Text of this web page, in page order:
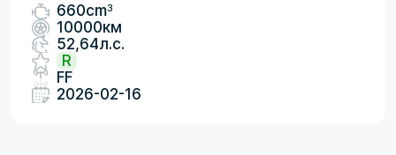
660cm3
10000км
52,64л.с.
R
FF
2026-02-16